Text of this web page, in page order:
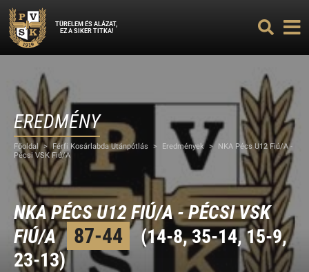
TÜRELEM ÉS ALÁZAT,
EZ A SIKER TITKA!
EREDMÉNY
Főoldal > Férfi Kosárlabda Utánpótlás > Eredmények >
NKA Pécs U12 Fiú/A -
Pécsi VSK Fiú/A
NKA PÉCS U12 FIÚ/A - PÉCSI VSK
FIÚ/A
87-44
(14-8, 35-14, 15-9,
23-13)